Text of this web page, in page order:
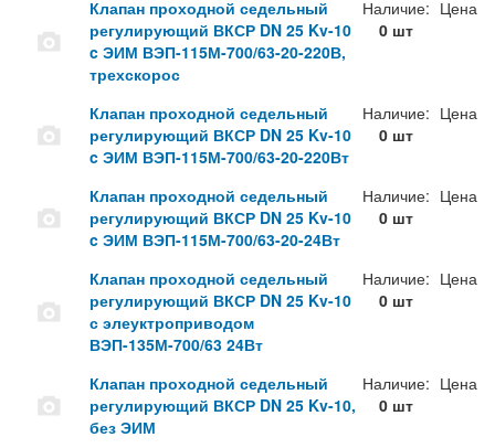
Клапан проходной седельный
регулирующий ВКСР DN 25 Kv-10
c ЭИМ ВЭП-115М-700/63-20-220В,
трехскорос
Наличие:
0 шт
Цена
Клапан проходной седельный
регулирующий ВКСР DN 25 Kv-10
c ЭИМ ВЭП-115М-700/63-20-220Вт
Наличие:
0 шт
Цена
Клапан проходной седельный
регулирующий ВКСР DN 25 Kv-10
c ЭИМ ВЭП-115М-700/63-20-24Вт
Наличие:
0 шт
Цена
Клапан проходной седельный
регулирующий ВКСР DN 25 Kv-10
с элеуктроприводом
ВЭП-135М-700/63 24Вт
Наличие:
0 шт
Цена
Клапан проходной седельный
регулирующий ВКСР DN 25 Kv-10,
без ЭИМ
Наличие:
0 шт
Цена